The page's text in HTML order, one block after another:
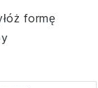
formę